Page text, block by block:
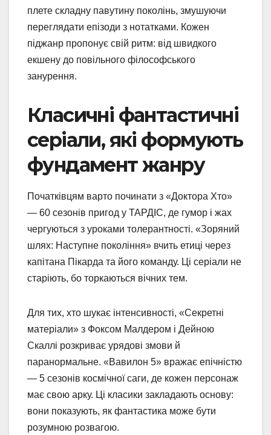
плете складну павутину поколінь, змушуючи
переглядати епізоди з нотатками. Кожен
піджанр пропонує свій ритм: від швидкого
екшену до повільного філософського
занурення.
Класичні фантастичні
серіали, які формують
фундамент жанру
Початківцям варто починати з «Доктора Хто»
— 60 сезонів пригод у ТАРДІС, де гумор і жах
чергуються з уроками толерантності. «Зоряний
шлях: Наступне покоління» вчить етиці через
капітана Пікарда та його команду. Ці серіали не
старіють, бо торкаються вічних тем.
Для тих, хто шукає інтенсивності, «Секретні
матеріали» з Фоксом Малдером і Дейною
Скаллі розкриває урядові змови й
паранормальне. «Вавилон 5» вражає епічністю
— 5 сезонів космічної саги, де кожен персонаж
має свою арку. Ці класики закладають основу:
вони показують, як фантастика може бути
розумною розвагою.